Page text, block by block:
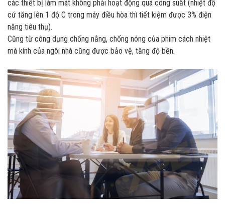
các thiết bị làm mát không phải hoạt động quá công suất (nhiệt độ
cứ tăng lên 1 độ C trong máy điều hòa thì tiết kiệm được 3% điện
năng tiêu thụ).
Cũng từ công dụng chống nắng, chống nóng của phim cách nhiệt
mà kính của ngôi nhà cũng được bảo vệ, tăng độ bền.